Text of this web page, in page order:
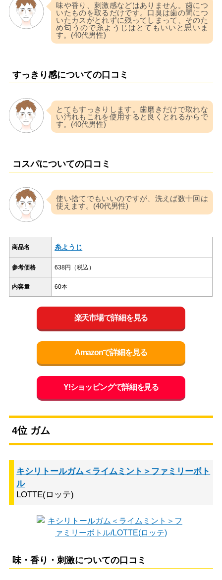
味や香り、刺激感などはありません。歯につ
いたものを取るだけです。口臭は歯の間につ
いたカスがとれずに残ってしまって、そのた
め匂うので糸ようじはとてもいいと思いま
す。(40代男性)
すっきり感についての口コミ
とてもすっきりします。歯磨きだけで取れな
い汚れもこれを使用すると良くとれるからで
す。(40代男性)
コスパについての口コミ
使い捨てでもいいのですが、洗えば数十回は
使えます。(40代男性)
商品名 糸ようじ
参考価格 638円（税込）
内容量 60本
楽天市場で詳細を見る
Amazonで詳細を見る
Y!ショッピングで詳細を見る
4位 ガム
キシリトールガム＜ライムミント＞ファミリーボト
ル
LOTTE(ロッテ)
味・香り・刺激についての口コミ